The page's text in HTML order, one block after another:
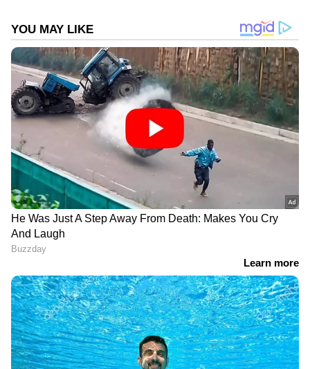
DOWNLOAD APP
അറിയാൻ
എപ്പോഴും ഏഷ്യാനെറ്റ് ന്യൂസ് വാർത്തകൾ.
Malayalam Newsഅപ്‌ഡേറ്റുകളും
ആഴത്തിലുള്ള വിശകലനവും സമഗ്രമായ
റിപ്പോർട്ടിംഗും — എല്ലാം ഒരൊറ്റ സ്ഥലത്ത്.
ഏത് സമയത്തും, എവിടെയും